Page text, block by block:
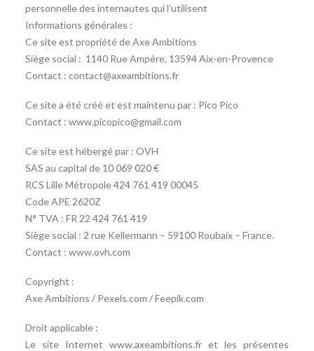
personnelle des internautes qui l’utilisent
Informations générales :
Ce site est propriété de Axe Ambitions
Siège social : 1140 Rue Ampère, 13594 Aix-en-Provence
Contact : contact@axeambitions.fr
Ce site a été créé et est maintenu par : Pico Pico
Contact : www.picopico@gmail.com
Ce site est hébergé par : OVH
SAS au capital de 10 069 020 €
RCS Lille Métropole 424 761 419 00045
Code APE 2620Z
N° TVA : FR 22 424 761 419
Siège social : 2 rue Kellermann – 59100 Roubaix – France.
Contact : www.ovh.com
Copyright :
Axe Ambitions / Pexels.com / Feepik.com
Droit applicable :
Le site Internet www.axeambitions.fr et les présentes